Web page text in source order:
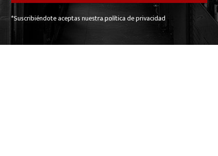
*Suscribiéndote aceptas nuestra política de privacidad